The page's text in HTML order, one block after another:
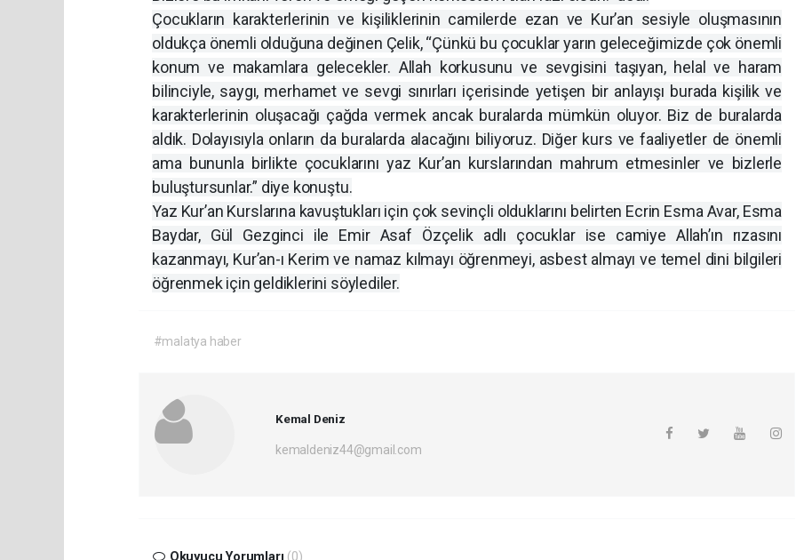
Çocukların karakterlerinin ve kişiliklerinin camilerde ezan ve Kur’an sesiyle oluşmasının
oldukça önemli olduğuna değinen Çelik, “Çünkü bu çocuklar yarın geleceğimizde çok önemli
konum ve makamlara gelecekler. Allah korkusunu ve sevgisini taşıyan, helal ve haram
bilinciyle, saygı, merhamet ve sevgi sınırları içerisinde yetişen bir anlayışı burada kişilik ve
karakterlerinin oluşacağı çağda vermek ancak buralarda mümkün oluyor. Biz de buralarda
aldık. Dolayısıyla onların da buralarda alacağını biliyoruz. Diğer kurs ve faaliyetler de önemli
ama bununla birlikte çocuklarını yaz Kur’an kurslarından mahrum etmesinler ve bizlerle
buluştursunlar.” diye konuştu.
Yaz Kur’an Kurslarına kavuştukları için çok sevinçli olduklarını belirten Ecrin Esma Avar, Esma
Baydar, Gül Gezginci ile Emir Asaf Özçelik adlı çocuklar ise camiye Allah’ın rızasını
kazanmayı, Kur’an-ı Kerim ve namaz kılmayı öğrenmeyi, asbest almayı ve temel dini bilgileri
öğrenmek için geldiklerini söylediler.
#malatya haber
Kemal Deniz
kemaldeniz44@gmail.com
Okuyucu Yorumları (0)